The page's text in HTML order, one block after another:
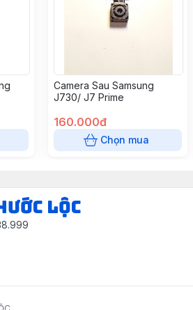
Camera Sau Samsung
J730/ J7 Prime
160.000đ
Chọn mua
LỘC